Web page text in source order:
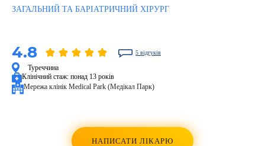
ЗАГАЛЬНИЙ ТА БАРІАТРИЧНИЙ ХІРУРГ
4.8 5 відгуків
Туреччина
Клінічний стаж: понад 13 років
Мережа клінік Medical Park (Медікал Парк)
НАПИСАТИ ЛІКАРЮ